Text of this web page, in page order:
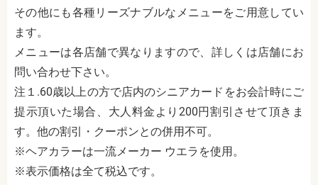
その他にも各種リーズナブルなメニューをご用意してい
ます。
メニューは各店舗で異なりますので、詳しくは店舗にお
問い合わせ下さい。
注１ .60歳以上の方で店内のシニアカードをお会計時にご
提示頂いた場合、大人料金より200円割引させて頂きま
す。他の割引・クーポンとの併用不可。
※ヘアカラーは一流メーカー ウエラを使用。
※表示価格は全て税込です。